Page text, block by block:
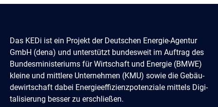
Das KEDi ist ein Projekt der Deutschen Energie-Agentur
GmbH (dena) und un­terstützt bundes­weit im Auftrag des
Bun­des­­minis­teriums für Wirtschaft und Energie (BMWE)
kleine und mittlere Unter­nehmen (KMU) sowie die Gebäu­
de­­wirtschaft dabei Energie­effi­zienz­poten­ziale mittels Digi­
tali­sierung besser zu erschließen.